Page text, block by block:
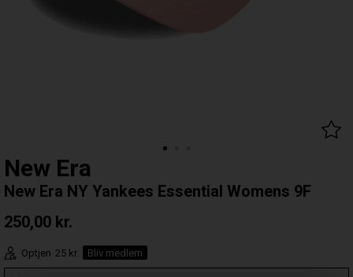
New Era
New Era NY Yankees Essential Womens 9F
250,00 kr.
Optjen 25 kr. Bliv medlem